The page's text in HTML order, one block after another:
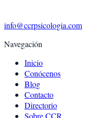
info@ccrpsicologia.com
Navegación
Inicio
Conócenos
Blog
Contacto
Directorio
Sobre CCR